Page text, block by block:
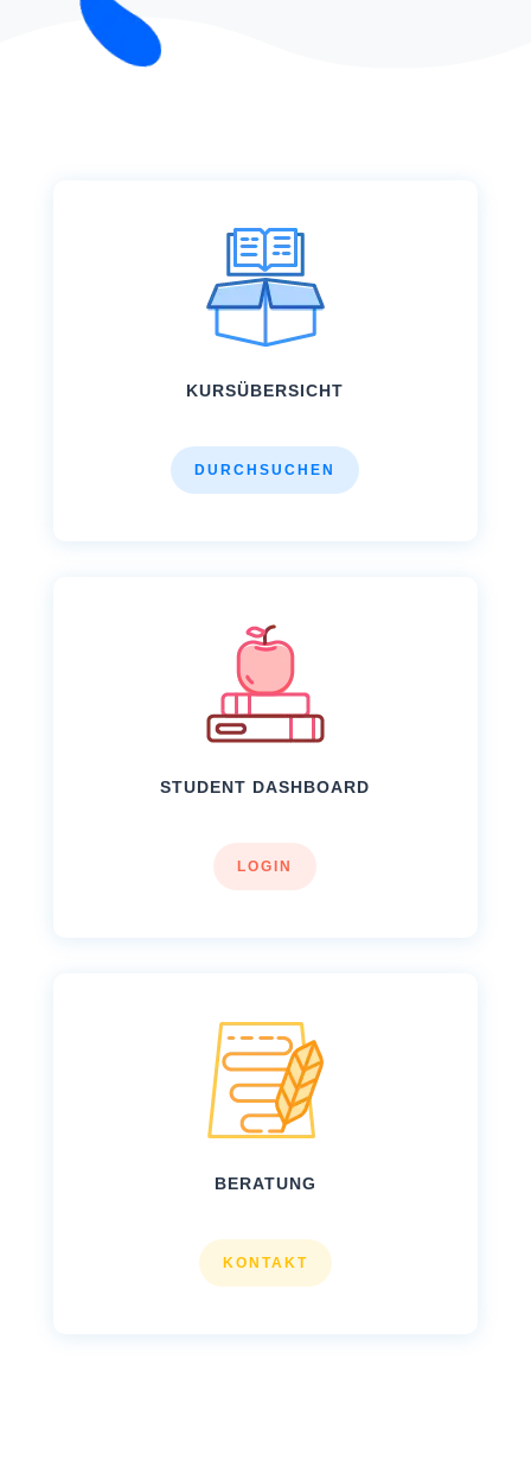
KURSÜBERSICHT
DURCHSUCHEN
STUDENT DASHBOARD
LOGIN
BERATUNG
KONTAKT